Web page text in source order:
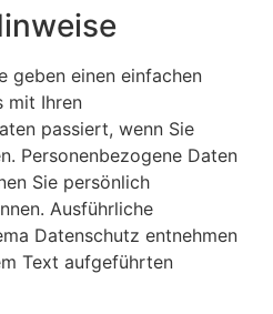
geben einen einfachen
mit Ihren
passiert, wenn Sie
Personenbezogene Daten
Sie persönlich
Ausführliche
Datenschutz entnehmen
Text aufgeführten